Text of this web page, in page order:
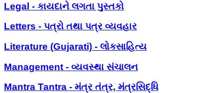
Legal - કાયદાને લગતા પુસ્તકો
Letters - પત્રો તથા પત્ર વ્યવહાર
Literature (Gujarati) - લોકસાહિત્ય
Management - વ્યવસ્થા સંચાલન
Mantra Tantra - મંત્ર તંત્ર, મંત્રસિદ્ધિ